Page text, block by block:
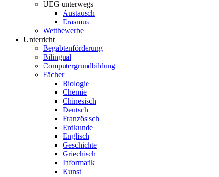
UEG unterwegs
Austausch
Erasmus
Wettbewerbe
Unterricht
Begabtenförderung
Bilingual
Computergrundbildung
Fächer
Biologie
Chemie
Chinesisch
Deutsch
Französisch
Erdkunde
Englisch
Geschichte
Griechisch
Informatik
Kunst